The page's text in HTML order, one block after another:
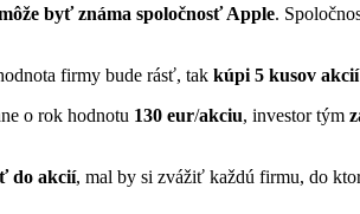
byť známa spoločnosť Apple.
firmy bude rásť, tak kúpi 5 kusov
o rok hodnotu 130 eur/akciu, investor tým
do akcií, mal by si zvážiť každú firmu, do